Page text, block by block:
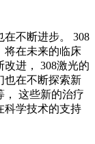
不断进步。 308
将在未来的临床
进， 308激光的
也在不断探索新
， 这些新的治疗
科学技术的支持